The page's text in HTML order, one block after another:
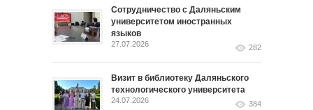
Сотрудничество с Даляньским
университетом иностранных
языков
27.07.2026 282
Визит в библиотеку Даляньского
технологического университета
24.07.2026 384